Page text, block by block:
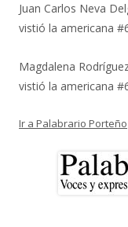
Juan Carlos Neva
vistió la americana
Magdalena
vistió la americana
Ir a Palabrario Porteño